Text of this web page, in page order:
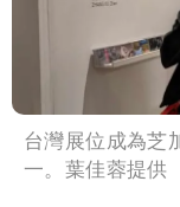
台灣展位成為芝
一。葉佳蓉提供